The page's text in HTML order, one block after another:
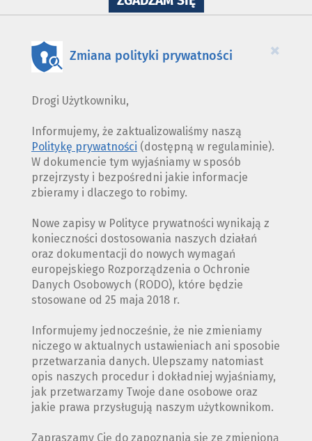
WYKORZYSTANIE
×
Zmiana polityki prywatności
Drogi Użytkowniku,
Informujemy, że zaktualizowaliśmy naszą
Politykę prywatności (dostępną w regulaminie).
W dokumencie tym wyjaśniamy w sposób
przejrzysty i bezpośredni jakie informacje
zbieramy i dlaczego to robimy.
Nowe zapisy w Polityce prywatności wynikają z
konieczności dostosowania naszych działań
oraz dokumentacji do nowych wymagań
europejskiego Rozporządzenia o Ochronie
Danych Osobowych (RODO), które będzie
stosowane od 25 maja 2018 r.
Informujemy jednocześnie, że nie zmieniamy
niczego w aktualnych ustawieniach ani sposobie
przetwarzania danych. Ulepszamy natomiast
opis naszych procedur i dokładniej wyjaśniamy,
jak przetwarzamy Twoje dane osobowe oraz
jakie prawa przysługują naszym użytkownikom.
Zapraszamy Cię do zapoznania się ze zmienioną